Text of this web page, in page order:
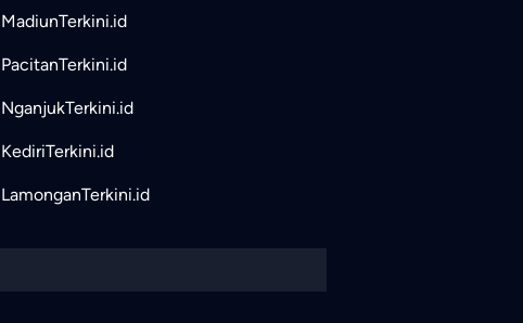
MadiunTerkini.id
PacitanTerkini.id
NganjukTerkini.id
KediriTerkini.id
LamonganTerkini.id